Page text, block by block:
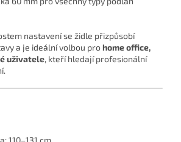
nastavení se židle přizpůsobí
a je ideální volbou prohome office,
uživatele, kteří hledají profesionální
110–131 cm